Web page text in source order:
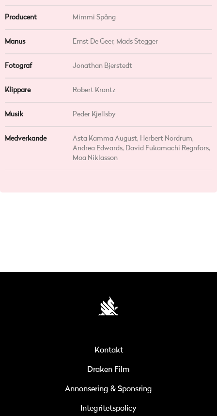
Producent Mimmi Spång
Manus Ernst De Geer, Mads Stegger
Fotograf Jonathan Bjerstedt
Klippare Robert Krantz
Musik Peder Kjellsby
Medverkande
Asta Kamma August, Herbert Nordrum,
Andrea Edwards, David Fukamachi Regnfors,
Moa Niklasson
Kontakt
Draken Film
Annonsering & Sponsring
Integritetspolicy